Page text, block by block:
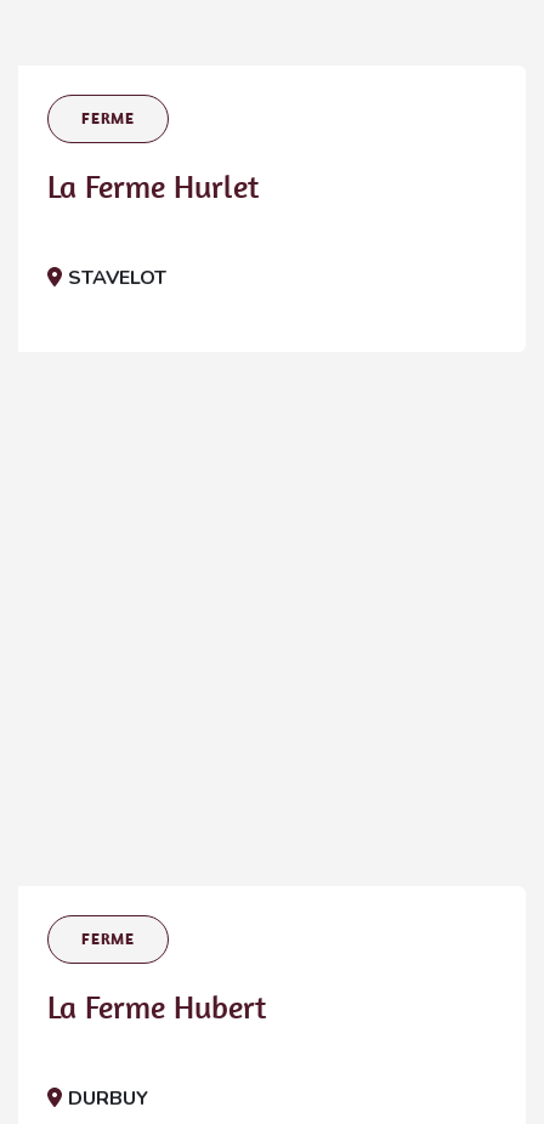
FERME
La Ferme Hurlet
STAVELOT
FERME
La Ferme Hubert
DURBUY